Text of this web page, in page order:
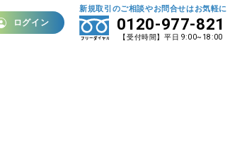
ログイン
新規取引のご相談やお問合せはお気軽に
0120-977-821
【受付時間】平日 9:00~18:00